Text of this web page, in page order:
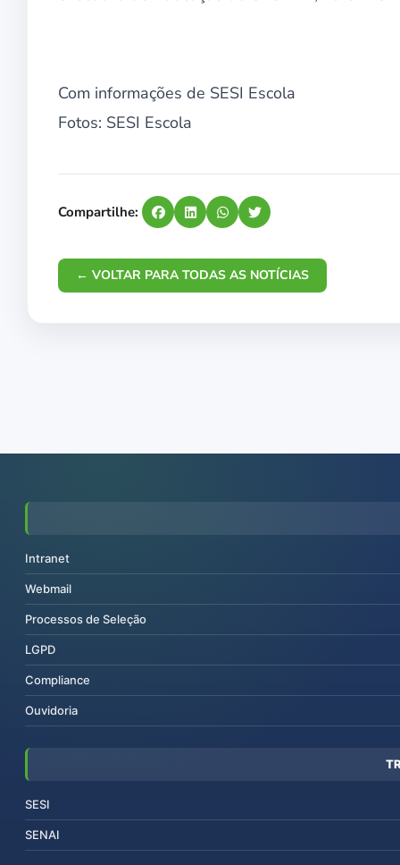
Com informações de SESI Escola
Fotos: SESI Escola
Compartilhe:
← VOLTAR PARA TODAS AS NOTÍCIAS
Intranet
Webmail
Processos de Seleção
LGPD
Compliance
Ouvidoria
SESI
SENAI